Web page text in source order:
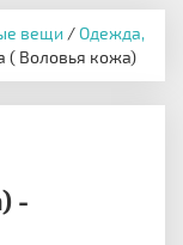
вещи /Одежда,
( Воловья кожа)
-